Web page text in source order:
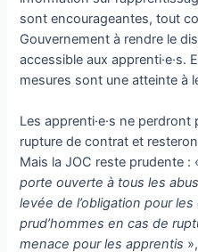
sont encourageantes, tout
Gouvernement à rendre le
accessible aux apprenti·e·s.
mesures sont une atteinte à
Les apprenti·e·s ne
rupture de contrat et
Mais la JOC reste prudente :
porte ouverte à tous les
levée de l’obligation pour
prud’hommes en cas de
menace pour les apprentis